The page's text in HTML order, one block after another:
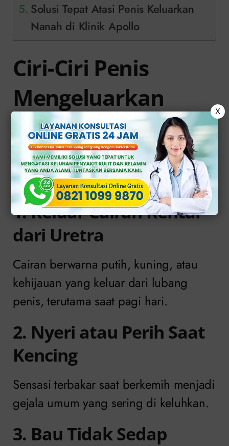
Solusi Tepat Atasi Penis Keluarkan
Nanah di Klinik Apollo
Ciri-Ciri Penis
Mengeluarkan
Nanah
Berikut beberapa tanda yang sering
menyertai kondisi ini:
1. Keluar Cairan Kental
dari Uretra
Cairan berwarna putih, kuning, atau
kehijauan yang keluar dari lubang
penis, terutama saat pagi hari.
2. Nyeri atau Perih Saat
Kencing
Sensasi terbakar saat berkemih menjadi
gejala umum yang sering di keluhkan.
3. Bau Tidak Sedap
X